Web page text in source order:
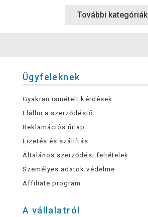
További kategóriák
Ügyfeleknek
Gyakran ismételt kérdések
Elállni a szerződéstő
Reklamációs űrlap
Fizetés és szállítás
Általános szerződési feltételek
Személyes adatok védelme
Affiliate program
A vállalatról